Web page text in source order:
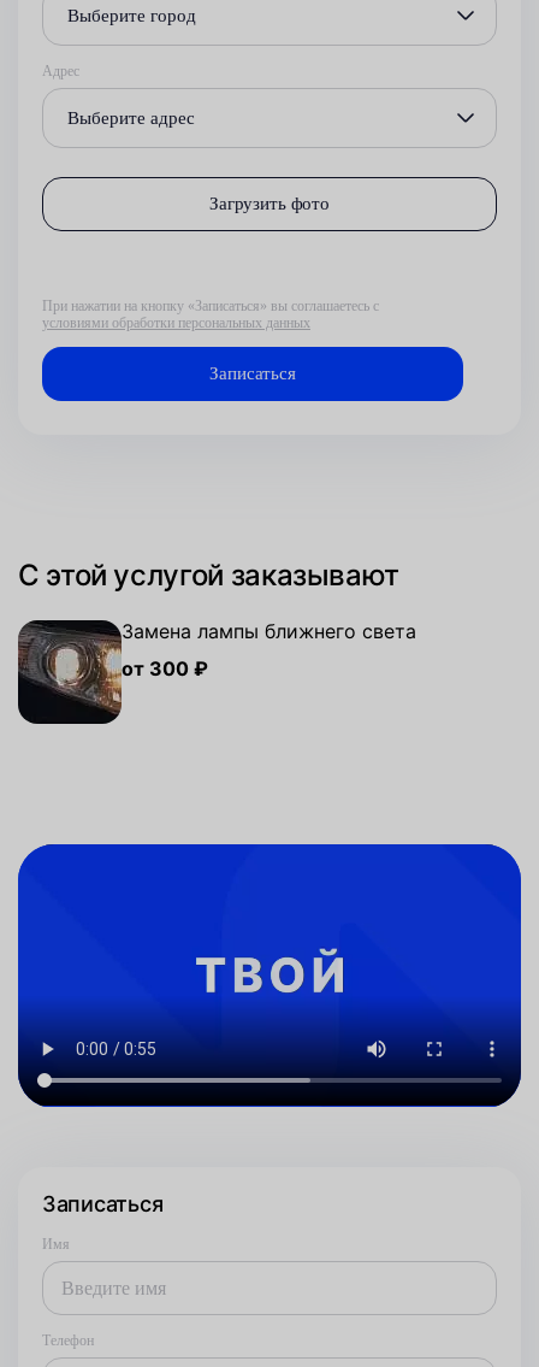
Выберите город
Адрес
Выберите адрес
Загрузить фото
При нажатии на кнопку «Записаться» вы соглашаетесь с
условиями обработки персональных данных
С этой услугой заказывают
Замена лампы ближнего света
от 300 ₽
Записаться
Имя
Телефон